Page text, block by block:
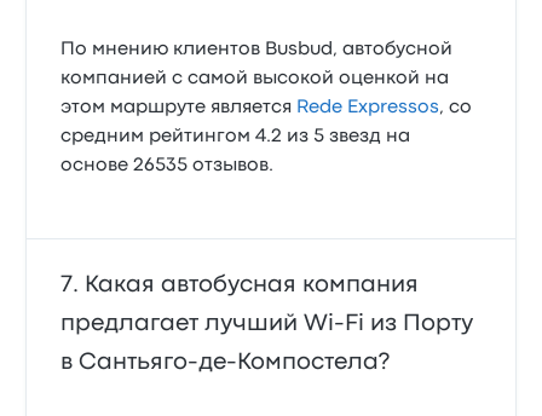
По мнению клиентов Busbud, автобусной
компанией с самой высокой оценкой на
этом маршруте является Rede Expressos, со
средним рейтингом 4.2 из 5 звезд на
основе 26535 отзывов.
Какая автобусная компания
предлагает лучший Wi‑Fi из Порту
в Сантьяго-де-Компостела?